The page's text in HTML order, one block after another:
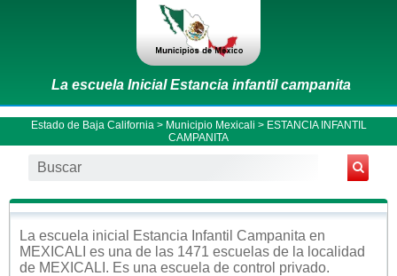
La escuela Inicial Estancia infantil campanita
Estado de Baja California > Municipio Mexicali > ESTANCIA INFANTIL
CAMPANITA
La escuela inicial Estancia Infantil Campanita en
MEXICALI es una de las 1471 escuelas de la localidad
de MEXICALI . Es una escuela de control privado.